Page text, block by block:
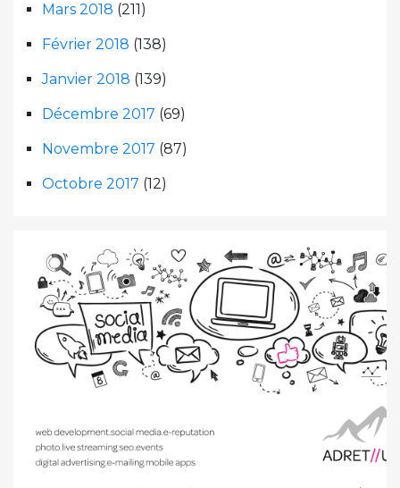
Mars 2018 (211)
Février 2018 (138)
Janvier 2018 (139)
Décembre 2017 (69)
Novembre 2017 (87)
Octobre 2017 (12)